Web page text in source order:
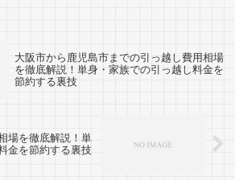
大阪市から鹿児島市までの引っ越し費用相場
を徹底解説！単身・家族での引っ越し料金を
節約する裏技
場を徹底解説！単
金を節約する裏技